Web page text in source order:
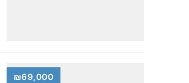
₪69,000